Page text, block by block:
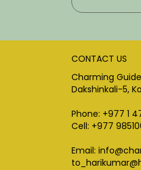
CONTACT US
Charming
Dakshinkali-5,
Phone: +977 1
Cell: +977
Email: